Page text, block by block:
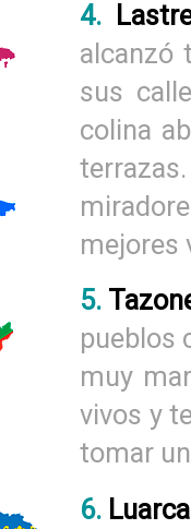
4.
alcanzó
sus
colina
mejores
5.
pueblos
muy
vivos y
tomar
6.